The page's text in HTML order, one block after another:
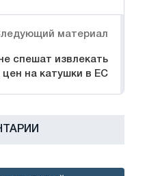
материал
спешат извлекать
цен на катушки в ЕС